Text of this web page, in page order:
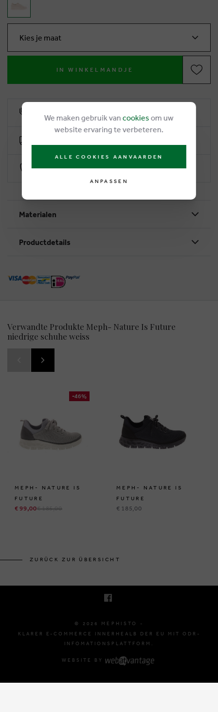
Kies je maat
IN WINKELMANDJE
Sichere Zahlung durch Worldline
Materialen
Productdetails
Verwandte Produkte Meph- Nature Is Future
niedrige schuhe weiss
-46%
MEPH- NATURE IS
FUTURE
€ 99,00€ 185,00
MEPH- NATURE IS
FUTURE
€ 185,00
ZURÜCK ZUR ÜBERSICHT
© 2026 MEPHISTO -
KLARER E-COMMERCE INNERHEALB DER EU MIT ODR-
INFOMATIONSPLATTFORM.
WEBSITE BY
We maken gebruik van cookies om uw
website ervaring te verbeteren.
ALLE COOKIES AANVAARDEN
ANPASSEN